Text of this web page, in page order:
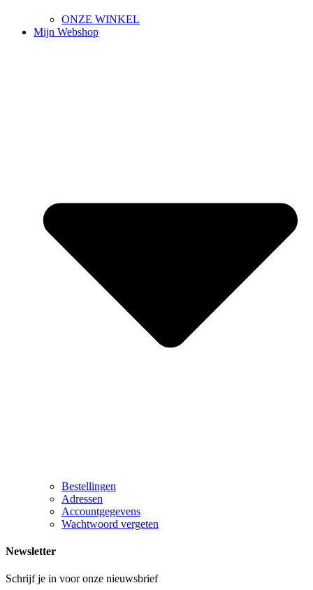
ONZE WINKEL
Mijn Webshop
Bestellingen
Adressen
Accountgegevens
Wachtwoord vergeten
Newsletter
Schrijf je in voor onze nieuwsbrief